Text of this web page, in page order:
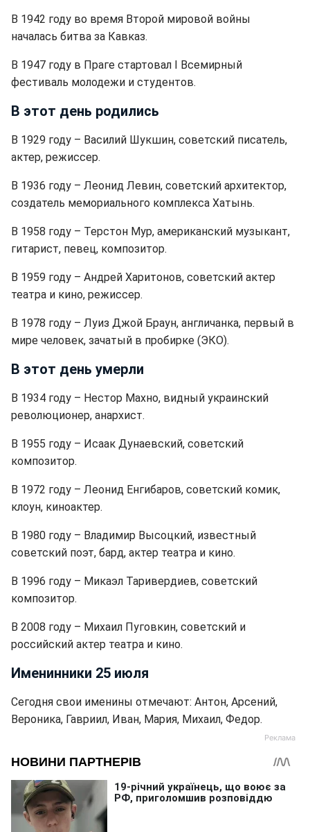
В 1942 году во время Второй мировой войны
началась битва за Кавказ.
В 1947 году в Праге стартовал I Всемирный
фестиваль молодежи и студентов.
В этот день родились
В 1929 году – Василий Шукшин, советский писатель,
актер, режиссер.
В 1936 году – Леонид Левин, советский архитектор,
создатель мемориального комплекса Хатынь.
В 1958 году – Терстон Мур, американский музыкант,
гитарист, певец, композитор.
В 1959 году – Андрей Харитонов, советский актер
театра и кино, режиссер.
В 1978 году – Луиз Джой Браун, англичанка, первый в
мире человек, зачатый в пробирке (ЭКО).
В этот день умерли
В 1934 году – Нестор Махно, видный украинский
революционер, анархист.
В 1955 году – Исаак Дунаевский, советский
композитор.
В 1972 году – Леонид Енгибаров, советский комик,
клоун, киноактер.
В 1980 году – Владимир Высоцкий, известный
советский поэт, бард, актер театра и кино.
В 1996 году – Микаэл Таривердиев, советский
композитор.
В 2008 году – Михаил Пуговкин, советский и
российский актер театра и кино.
Именинники 25 июля
Сегодня свои именины отмечают: Антон, Арсений,
Вероника, Гавриил, Иван, Мария, Михаил, Федор.